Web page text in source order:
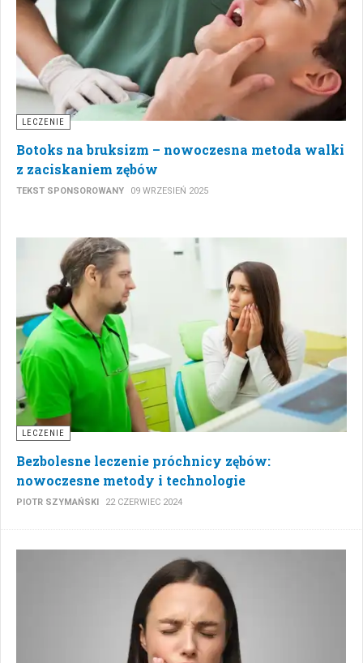
LECZENIE
Botoks na bruksizm – nowoczesna metoda walki
z zaciskaniem zębów
TEKST SPONSOROWANY 09 WRZESIEŃ 2025
LECZENIE
Bezbolesne leczenie próchnicy zębów:
nowoczesne metody i technologie
PIOTR SZYMAŃSKI 22 CZERWIEC 2024